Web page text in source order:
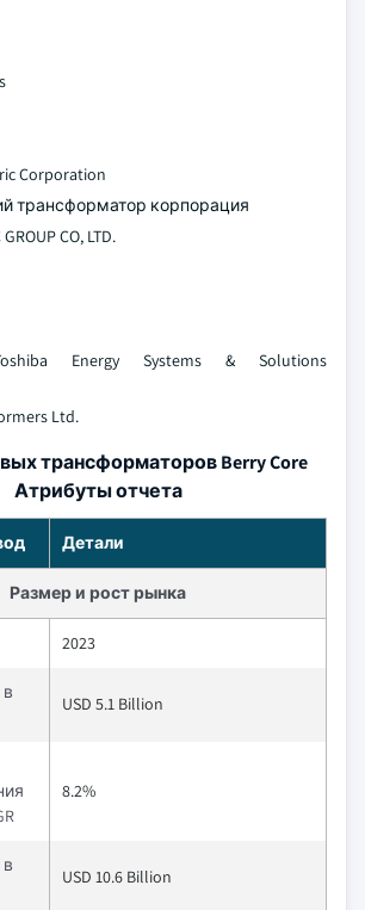
Corporation
трансформатор корпорация
CO, LTD.
Energy Systems & Solutions
Ltd.
трансформаторов Berry Core
Атрибуты отчета
Детали
Размер и рост рынка
2023
USD 5.1 Billion
8.2%
USD 10.6 Billion